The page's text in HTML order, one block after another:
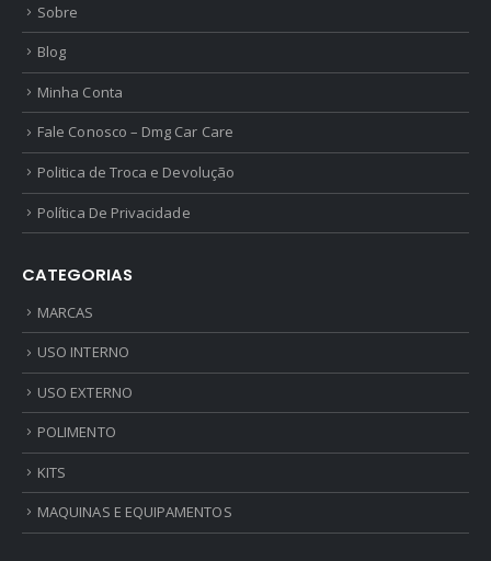
Sobre
Blog
Minha Conta
Fale Conosco – Dmg Car Care
Politica de Troca e Devolução
Política De Privacidade
CATEGORIAS
MARCAS
USO INTERNO
USO EXTERNO
POLIMENTO
KITS
MAQUINAS E EQUIPAMENTOS